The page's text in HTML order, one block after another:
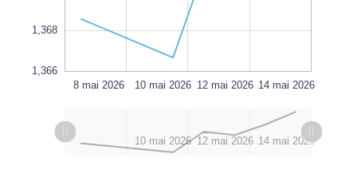
1,368
1,366
L
8 mai 2026 10 mai 2026 12 mai 2026 14 mai 2026
16 mai 2026
18 mai 2026
l8 mai 2026 10 mai 2026 12 mai 2026 14 mai 2026
16 mai 2026
18 mai 2026